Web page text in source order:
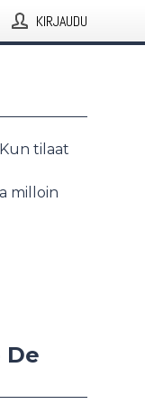
KIRJAUDU
tilaat
milloin
De